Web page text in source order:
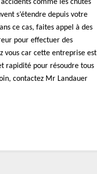
comme les chutes
s’étendre depuis votre
ce cas, faites appel à des
pour effectuer des
vous car cette entreprise est
rapidité pour résoudre tous
contactez Mr Landauer